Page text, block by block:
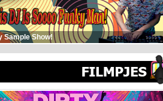
Sample Show!